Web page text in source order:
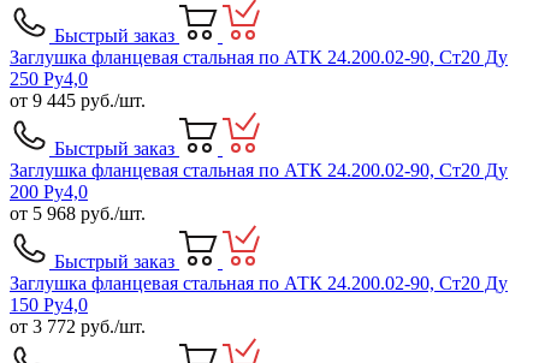
Быстрый заказ
Заглушка фланцевая стальная по АТК 24.200.02-90, Ст20 Ду
250 Ру4,0
от 9 445 руб./шт.
Быстрый заказ
Заглушка фланцевая стальная по АТК 24.200.02-90, Ст20 Ду
200 Ру4,0
от 5 968 руб./шт.
Быстрый заказ
Заглушка фланцевая стальная по АТК 24.200.02-90, Ст20 Ду
150 Ру4,0
от 3 772 руб./шт.